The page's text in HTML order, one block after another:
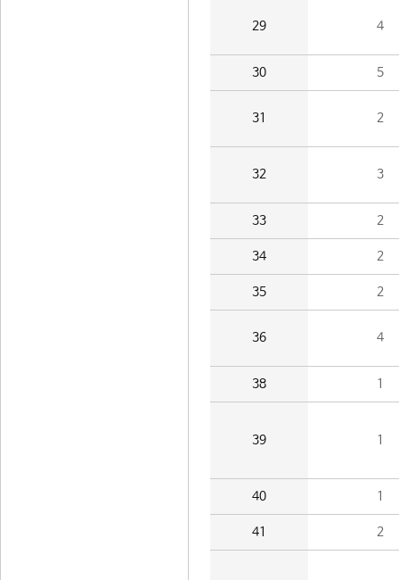
29 4
30 5
31 2
32 3
33 2
34 2
35 2
36 4
38 1
39 1
40 1
41 2